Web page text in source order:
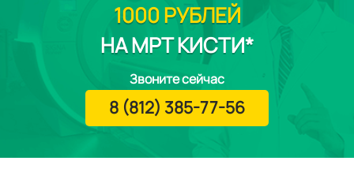
1000 РУБЛЕЙ
НА МРТ КИСТИ*
Звоните сейчас
8 (812) 385-77-56